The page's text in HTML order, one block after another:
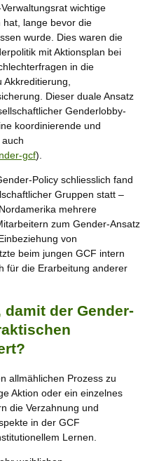
wichtige
lange bevor die
wurde. Dies waren die
mit Aktionsplan bei
in die
Dieser duale Ansatz
Genderlobby-
koordinierende und
gcf).
Policy schliesslich fand
Gruppen statt –
mehrere
zum Gender-Ansatz
von
beim jungen GCF intern
für die Erarbeitung anderer
der Gender-
allmählichen Prozess zu
Aktion oder ein einzelnes
die Verzahnung und
in der GCF
Lernen.